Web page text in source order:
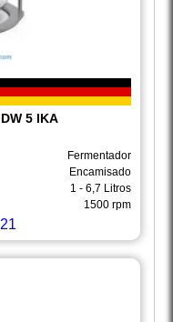
5 IKA
Fermentador
Encamisado
1 - 6,7 Litros
1500 rpm